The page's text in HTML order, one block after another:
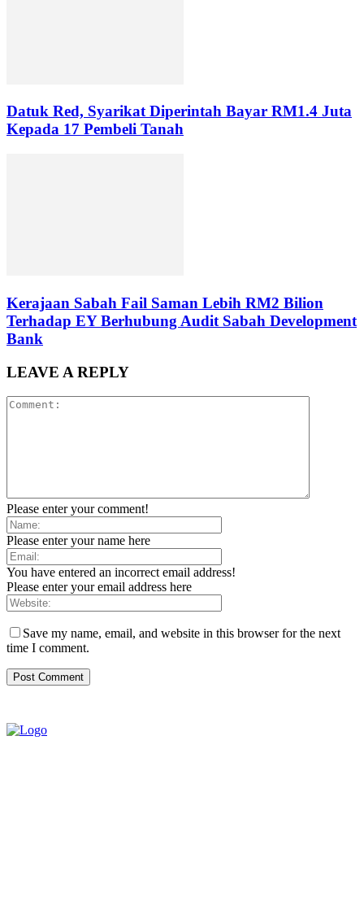
Datuk Red, Syarikat Diperintah Bayar RM1.4 Juta
Kepada 17 Pembeli Tanah
Kerajaan Sabah Fail Saman Lebih RM2 Bilion
Terhadap EY Berhubung Audit Sabah Development
Bank
LEAVE A REPLY
Please enter your comment!
Please enter your name here
You have entered an incorrect email address!
Please enter your email address here
Save my name, email, and website in this browser for the next
time I comment.